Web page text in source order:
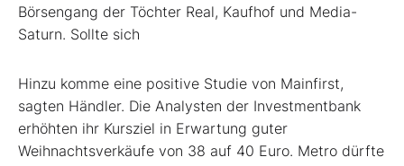
Börsengang der Töchter Real, Kaufhof und Media-
Saturn. Sollte sich
Hinzu komme eine positive Studie von Mainfirst,
sagten Händler. Die Analysten der Investmentbank
erhöhten ihr Kursziel in Erwartung guter
Weihnachtsverkäufe von 38 auf 40 Euro. Metro dürfte